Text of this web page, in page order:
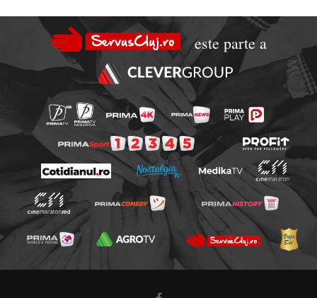
este parte a